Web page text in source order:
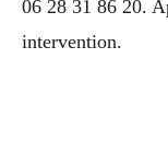
06 28 31 86 20.
intervention.